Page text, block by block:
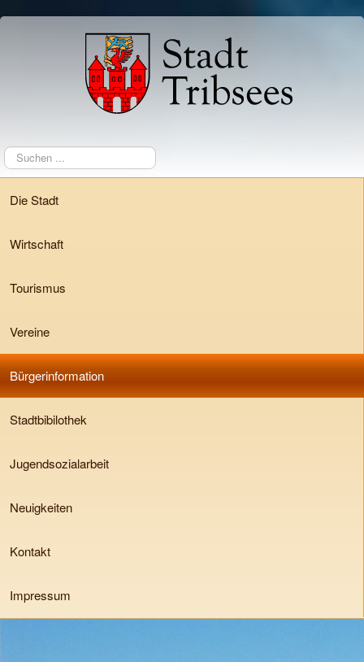
Suchen
...
Die Stadt
Wirtschaft
Tourismus
Vereine
Bürgerinformation
Stadtbibilothek
Jugendsozialarbeit
Neuigkeiten
Kontakt
Impressum